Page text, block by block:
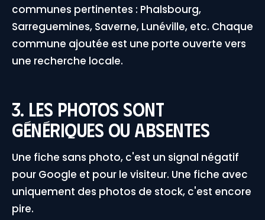
communes pertinentes : Phalsbourg,
Sarreguemines, Saverne, Lunéville, etc. Chaque
commune ajoutée est une porte ouverte vers
une recherche locale.
3. Les photos sont
génériques ou absentes
Une fiche sans photo, c'est un signal négatif
pour Google et pour le visiteur. Une fiche avec
uniquement des photos de stock, c'est encore
pire.